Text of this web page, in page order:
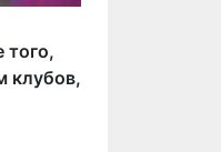
того,
клубов,